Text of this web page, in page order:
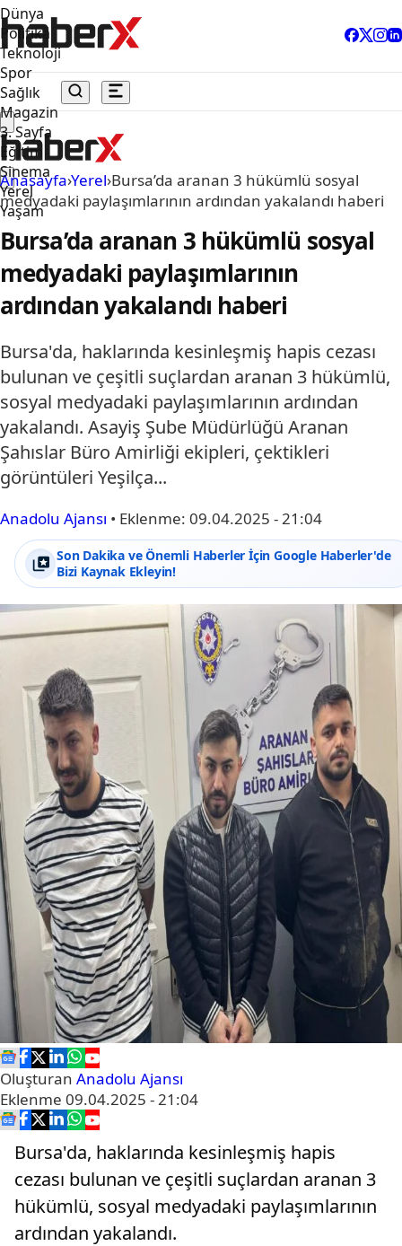
Dünya
Politika
Teknoloji
Spor
Sağlık
Magazin
3. Sayfa
Eğitim
Sinema
Yerel
Yaşam
Anasayfa›Yerel›Bursa’da aranan 3 hükümlü sosyal
medyadaki paylaşımlarının ardından yakalandı haberi
Bursa’da aranan 3 hükümlü sosyal
medyadaki paylaşımlarının
ardından yakalandı haberi
Bursa'da, haklarında kesinleşmiş hapis cezası
bulunan ve çeşitli suçlardan aranan 3 hükümlü,
sosyal medyadaki paylaşımlarının ardından
yakalandı. Asayiş Şube Müdürlüğü Aranan
Şahıslar Büro Amirliği ekipleri, çektikleri
görüntüleri Yeşilça...
Anadolu Ajansı • Eklenme: 09.04.2025 - 21:04
Son Dakika ve Önemli Haberler İçin Google Haberler'de
Bizi Kaynak Ekleyin!
Oluşturan Anadolu Ajansı
Eklenme 09.04.2025 - 21:04
Bursa'da, haklarında kesinleşmiş hapis
cezası bulunan ve çeşitli suçlardan aranan 3
hükümlü, sosyal medyadaki paylaşımlarının
ardından yakalandı.